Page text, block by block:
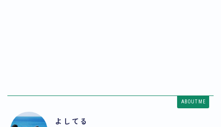
ABOUT ME
よしてる